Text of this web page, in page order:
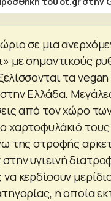
σε μια
με σημαντικούς
τα
Ελλάδα.
από τον χώρο
χαρτοφυλάκιό
της στροφής
υγιεινή
κερδίσουν
η οποία